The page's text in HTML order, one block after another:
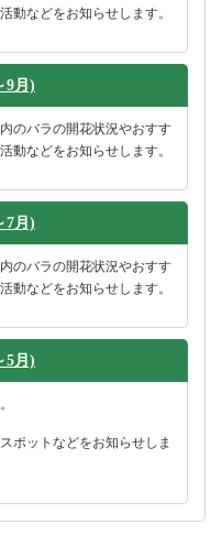
動などをお知らせします。
9月)
のバラの開花状況やおすす
動などをお知らせします。
7月)
のバラの開花状況やおすす
動などをお知らせします。
5月)
ポットなどをお知らせしま